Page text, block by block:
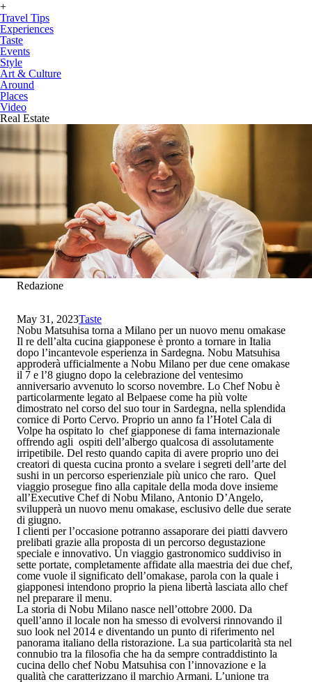
+
Travel Tips
Experiences
Taste
Events
Style
Art & Culture
Around
Places
Video
Real Estate
Redazione
May 31, 2023Taste
Nobu Matsuhisa torna a Milano per un nuovo menu omakase
Il re dell’alta cucina giapponese è pronto a tornare in Italia
dopo l’incantevole esperienza in Sardegna. Nobu Matsuhisa
approderà ufficialmente a Nobu Milano per due cene omakase
il 7 e l’8 giugno dopo la celebrazione del ventesimo
anniversario avvenuto lo scorso novembre. Lo Chef Nobu è
particolarmente legato al Belpaese come ha più volte
dimostrato nel corso del suo tour in Sardegna, nella splendida
cornice di Porto Cervo. Proprio un anno fa l’Hotel Cala di
Volpe ha ospitato lo chef giapponese di fama internazionale
offrendo agli ospiti dell’albergo qualcosa di assolutamente
irripetibile. Del resto quando capita di avere proprio uno dei
creatori di questa cucina pronto a svelare i segreti dell’arte del
sushi in un percorso esperienziale più unico che raro. Quel
viaggio prosegue fino alla capitale della moda dove insieme
all’Executive Chef di Nobu Milano, Antonio D’Angelo,
svilupperà un nuovo menu omakase, esclusivo delle due serate
di giugno.
I clienti per l’occasione potranno assaporare dei piatti davvero
prelibati grazie alla proposta di un percorso degustazione
speciale e innovativo. Un viaggio gastronomico suddiviso in
sette portate, completamente affidate alla maestria dei due chef,
come vuole il significato dell’omakase, parola con la quale i
giapponesi intendono proprio la piena libertà lasciata allo chef
nel preparare il menu.
La storia di Nobu Milano nasce nell’ottobre 2000. Da
quell’anno il locale non ha smesso di evolversi rinnovando il
suo look nel 2014 e diventando un punto di riferimento nel
panorama italiano della ristorazione. La sua particolarità sta nel
connubio tra la filosofia che ha da sempre contraddistinto la
cucina dello chef Nobu Matsuhisa con l’innovazione e la
qualità che caratterizzano il marchio Armani. L’unione tra